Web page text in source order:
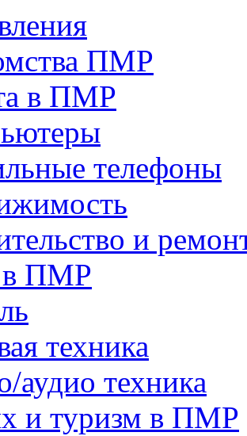
ПМР
в ПМР
телефоны
и
в ПМР
техника
аудио техника
и туризм в ПМР